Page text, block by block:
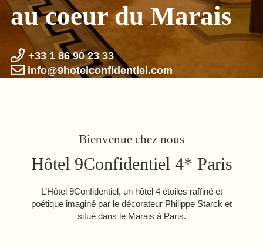
au coeur du Marais
+33 1 86 90 23 33
info@9hotel­confidentiel.com
Bienvenue chez nous
Hôtel 9Confidentiel 4* Paris
L’Hôtel 9Confidentiel, un hôtel 4 étoiles raffiné et
poétique imaginé par le décorateur Philippe Starck et
situé dans le Marais à Paris.